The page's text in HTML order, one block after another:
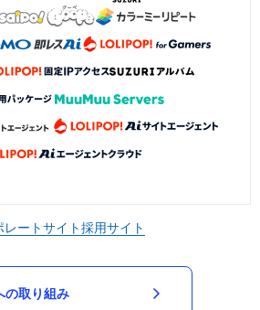
レートサイト採用サイト
の取り組み